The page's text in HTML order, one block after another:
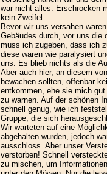
war nicht alles. Erschrocken
kein Zweifel.
Bevor wir uns versahen
Gebäudes durch, vor uns die
muss ich zugeben, dass ich
diese waren wie paralysiert
uns. Es blieb nichts als die
Aber auch hier, an diesem
bewachen sollten, offenbar
entkommen, ehe sie mich
zu warnen. Auf der schönen
schnell genug, wie ich
Gruppe, die sich
Wir warteten auf eine
abgehalten wurden, jedoch
ausschloss. Aber unser
verstorben! Schnell
zu mischen, um